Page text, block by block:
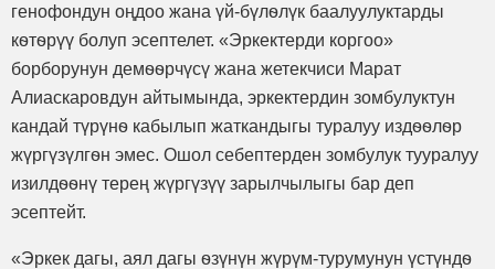
генофондун оңдоо жана үй-бүлѳлүк баалуулуктарды
кѳтѳрүү болуп эсептелет. «Эркектерди коргоо»
борборунун демѳѳрчүсү жана жетекчиси Марат
Алиаскаровдун айтымында, эркектердин зомбулуктун
кандай түрүнѳ кабылып жаткандыгы туралуу издѳѳлѳр
жүргүзүлгѳн эмес. Ошол себептерден зомбулук тууралуу
изилдѳѳнү терең жүргүзүү зарылчылыгы бар деп
эсептейт.
«Эркек дагы, аял дагы ѳзүнүн жүрүм-турумунун үстүндѳ